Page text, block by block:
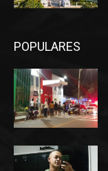
POPULARES